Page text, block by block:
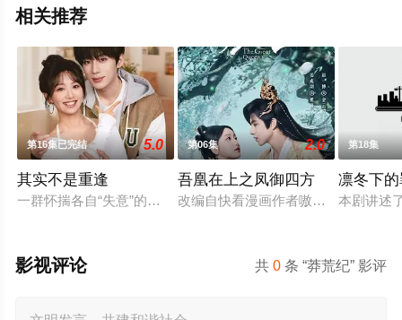
相关推荐
第16集已完结 5.0
其实不是重逢
一群怀揣各自“失意”的年轻人，在沿海小城南安相遇相知，他
第06集 2.0
吾凰在上之凤御四方
改编自快看漫画作者嗷小泽的独家连
第18集
凛冬下
本剧讲述
共0 条 “莽荒纪” 影评
影视评论